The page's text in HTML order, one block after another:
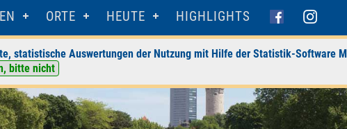
ORTE HEUTE HIGHLIGHTS
statistische Auswertungen der Nutzung mit Hilfe der Statistik-Software
bitte nicht